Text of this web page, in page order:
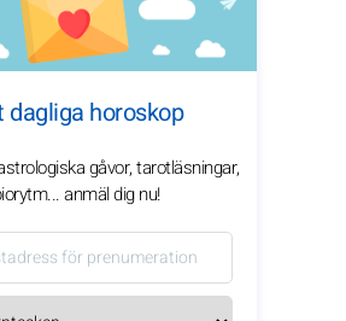
dagliga horoskop
gåvor, tarotläsningar,
anmäl dig nu!